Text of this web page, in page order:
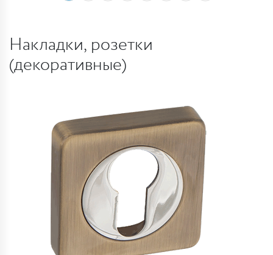
Накладки, розетки
(декоративные)